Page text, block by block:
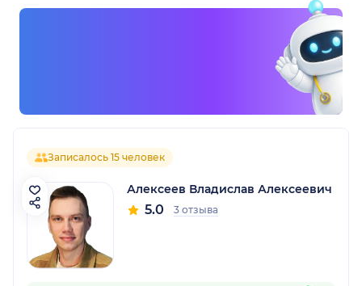
Записалось 15 человек
Алексеев Владислав Алексеевич
5.0 3 отзыва